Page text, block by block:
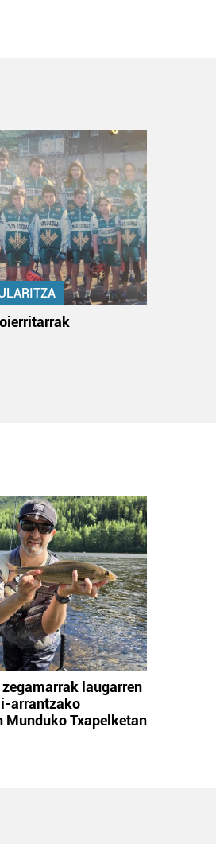
laugarren
arrantzako
Munduko Txapelketan